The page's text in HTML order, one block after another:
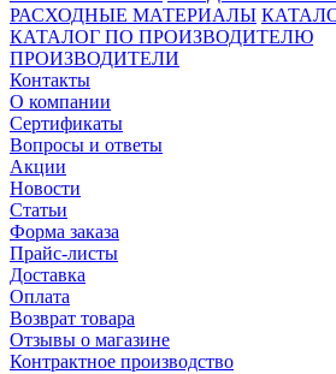
РАСХОДНЫЕ МАТЕРИАЛЫ
КАТАЛОГ ПО ПРОИЗВОДИТЕЛЮ
ПРОИЗВОДИТЕЛИ
Контакты
О компании
Сертификаты
Вопросы и ответы
Акции
Новости
Статьи
Форма заказа
Прайс-листы
Доставка
Оплата
Возврат товара
Отзывы о магазине
Контрактное производство